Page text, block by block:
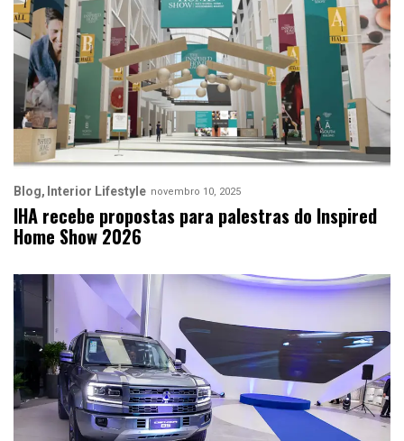
Blog Interior Lifestyle novembro 10, 2025
IHA recebe propostas para palestras do Inspired
Home Show 2026